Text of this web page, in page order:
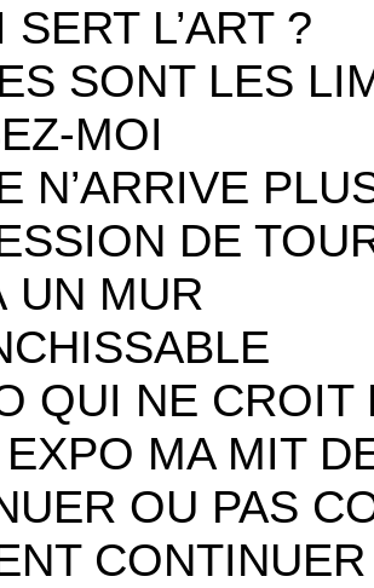
L’ART ?
SONT LES
MOI
N’ARRIVE
DE
UN MUR
QUI NE
MA MIT
OU PAS